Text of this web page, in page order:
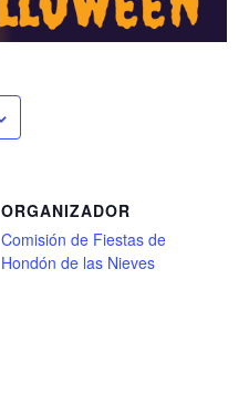
ORGANIZADOR
Comisión de Fiestas de
Hondón de las Nieves